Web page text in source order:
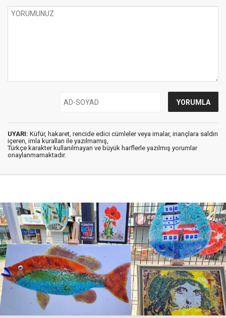
UYARI: Küfür, hakaret, rencide edici cümleler veya imalar, inançlara saldırı
içeren, imla kuralları ile yazılmamış,
Türkçe karakter kullanılmayan ve büyük harflerle yazılmış yorumlar
onaylanmamaktadır.